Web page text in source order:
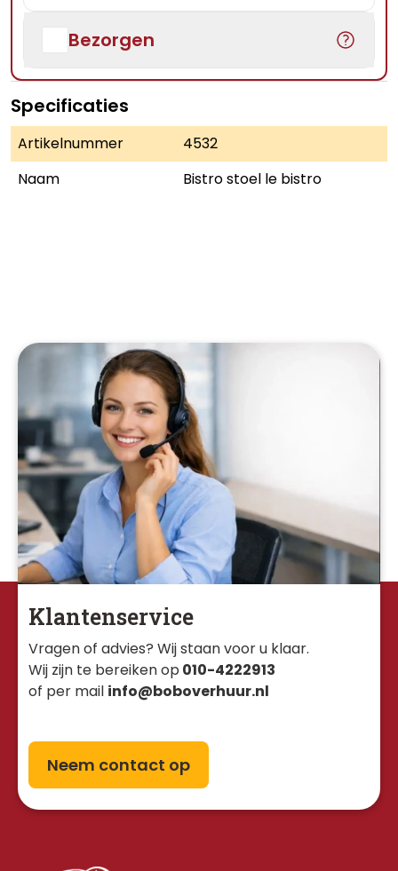
Bezorgen
Specificaties
Artikelnummer
4532
Naam
Bistro stoel le bistro
Klantenservice
Vragen of advies? Wij staan voor u klaar.
Wij zijn te bereiken op 010-4222913
of per mail info@boboverhuur.nl
Neem contact op